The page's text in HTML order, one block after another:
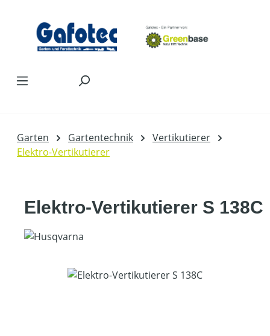
Garten Gartentechnik
Vertikutierer
Elektro-Vertikutierer
Elektro-Vertikutierer S 138C
Bildergalerie überspringen